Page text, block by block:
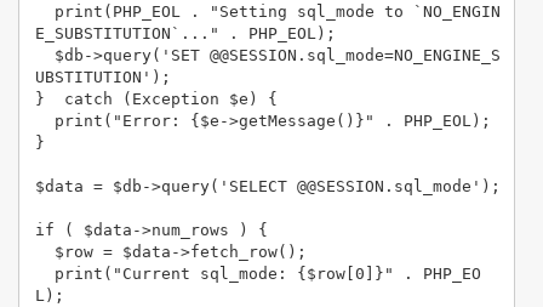
E_SUBSTITUTION`..." . PHP_EOL);
UBSTITUTION');
}  catch (Exception $e) {
}
$data = $db->query('SELECT @@SESSION.sql_mode');
if ( $data->num_rows ) {
L);